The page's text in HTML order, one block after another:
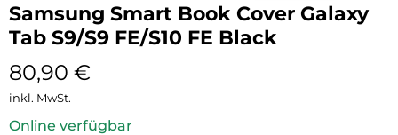
Samsung Smart Book Cover Galaxy
Tab S9/S9 FE/S10 FE Black
80,90 €
inkl. MwSt.
Online verfügbar